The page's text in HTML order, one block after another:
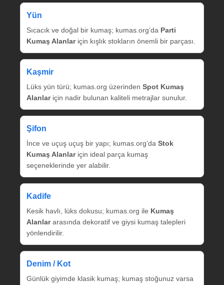
Yün
Sıcacık ve doğal bir kumaş; kumas.org’da Parti
Kumaş Alanlariçin kışlık stokların önemli bir parçası.
Kaşmir
Lüks yün türü; kumas.org üzerinden Spot Kumaş
Alanlariçin nadir bulunan kaliteli metrajlar sunulur.
Şifon
İnce ve uçuş uçuş bir yapı; kumas.org’da Stok
Kumaş Alanlariçin ideal parça kumaş
seçeneklerinde yer alabilir.
Kadife
Kesik havlı, lüks dokusu; kumas.org ile Kumaş
Alanlararasında dekoratif ve giysi kumaş talepleri
yönlendirilir.
Denim / Kot
Günlük giyimde klasik kumaş; kumaş stoğunuz varsa